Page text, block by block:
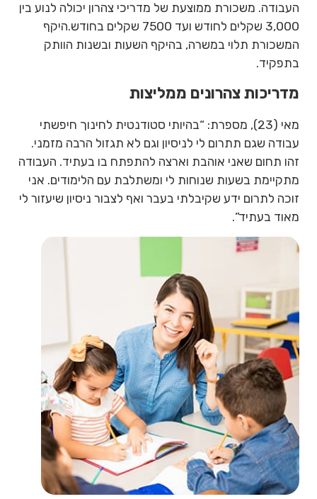
העבודה. משכורת ממוצעת של מדריכי צהרון יכולה לנוע בין
3,000 שקלים לחודש ועד 7500 שקלים בחודש.היקף
המשכורת תלוי במשרה, בהיקף השעות ובשנות הוותק
בתפקיד.
מדריכות צהרונים ממליצות
מאי (23), מספרת: “בהיותי סטודנטית לחינוך חיפשתי
עבודה שגם תתרום לי לניסיון וגם לא תגזול הרבה מזמני.
זהו תחום שאני אוהבת וארצה להתפתח בו בעתיד. העבודה
מתקיימת בשעות שנוחות לי ומשתלבת עם הלימודים. אני
זוכה לתרום ידע שקיבלתי בעבר ואף לצבור ניסיון שיעזור לי
מאוד בעתיד”.